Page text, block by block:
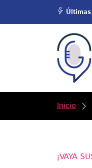
Inicio
¡VAYA